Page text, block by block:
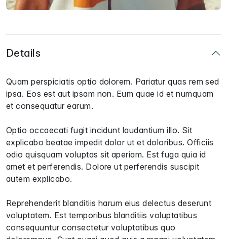
Details
Quam perspiciatis optio dolorem. Pariatur quas rem sed
ipsa. Eos est aut ipsam non. Eum quae id et numquam
et consequatur earum.
Optio occaecati fugit incidunt laudantium illo. Sit
explicabo beatae impedit dolor ut et doloribus. Officiis
odio quisquam voluptas sit aperiam. Est fuga quia id
amet et perferendis. Dolore ut perferendis suscipit
autem explicabo.
Reprehenderit blanditiis harum eius delectus deserunt
voluptatem. Est temporibus blanditiis voluptatibus
consequuntur consectetur voluptatibus quo